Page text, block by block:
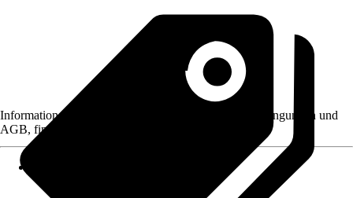
Informationen des Verkäufers, wie z. B. Rückgabebedingungen und
AGB, finden Sie bei Klick auf den Verkäufernamen.